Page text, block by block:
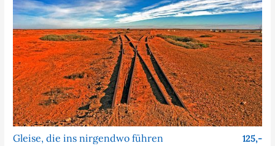
Gleise, die ins nirgendwo führen 125,-